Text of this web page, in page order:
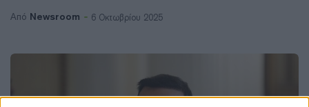
Από Newsroom 6 Οκτωβρίου 2025